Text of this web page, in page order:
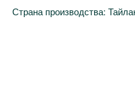
Страна производства: